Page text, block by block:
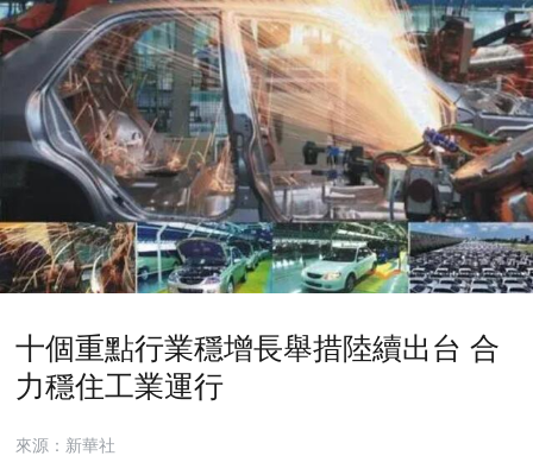
十個重點行業穩增長舉措陸續出台 合
力穩住工業運行
來源：新華社